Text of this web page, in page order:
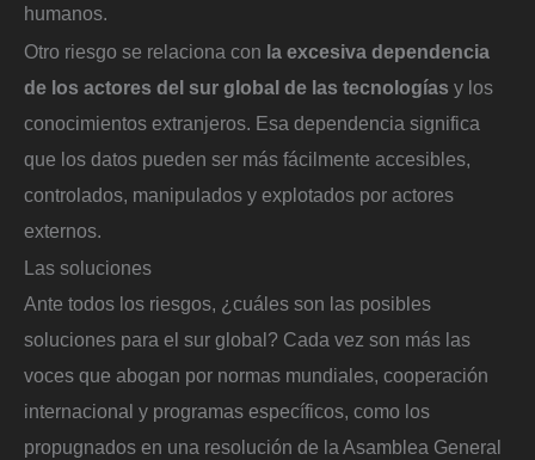
humanos.
Otro riesgo se relaciona con la excesiva dependencia
de los actores del sur global de las tecnologías y los
conocimientos extranjeros. Esa dependencia significa
que los datos pueden ser más fácilmente accesibles,
controlados, manipulados y explotados por actores
externos.
Las soluciones
Ante todos los riesgos, ¿cuáles son las posibles
soluciones para el sur global? Cada vez son más las
voces que abogan por normas mundiales, cooperación
internacional y programas específicos, como los
propugnados en una resolución de la Asamblea General